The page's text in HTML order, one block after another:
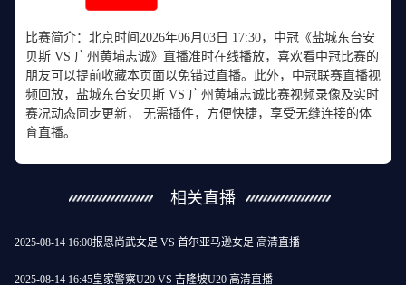
比赛简介：北京时间2026年06月03日 17:30，中冠《盐城东台安
贝斯 VS 广州黄埔志诚》直播准时在线播放，喜欢看中冠比赛的
朋友可以提前收藏本页面以免错过直播。此外，中冠联赛直播视
频回放，盐城东台安贝斯 VS 广州黄埔志诚比赛视频录像及实时
赛况动态同步更新， 无需插件，方便快捷，享受无缝连接的体
育直播。
相关直播
2025-08-14 16:00报恩尚武女足 VS 首尔亚马逊女足 高清直播
2025-08-14 16:45皇家警察U20 VS 吉隆坡U20 高清直播